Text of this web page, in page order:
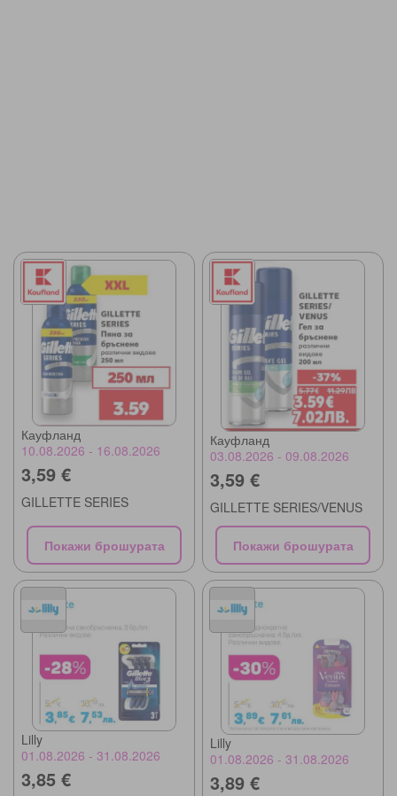
Кауфланд
10.08.2026 - 16.08.2026
3,59 €
GILLETTE SERIES
Покажи брошурата
Кауфланд
03.08.2026 - 09.08.2026
3,59 €
GILLETTE SERIES/VENUS
Покажи брошурата
Lilly
01.08.2026 - 31.08.2026
3,85 €
Lilly
01.08.2026 - 31.08.2026
3,89 €